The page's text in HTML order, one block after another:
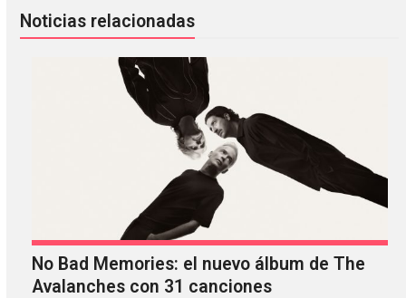
Noticias relacionadas
No Bad Memories: el nuevo álbum de The
Avalanches con 31 canciones